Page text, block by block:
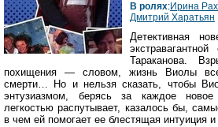
В ролях:Ирина
Дмитрий Харатьян
Детективная
Тараканова.
похищения — словом, жизнь Виолы
смерти… Но и нельзя сказать, чтобы
энтузиазмом, берясь за каждое
легкостью распутывает, казалось бы,
в чем ей помогает ее блестящая интуиция